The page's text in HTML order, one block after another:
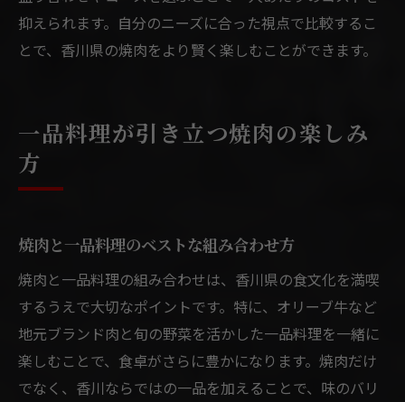
抑えられます。自分のニーズに合った視点で比較するこ
とで、香川県の焼肉をより賢く楽しむことができます。
一品料理が引き立つ焼肉の楽しみ
方
焼肉と一品料理のベストな組み合わせ方
焼肉と一品料理の組み合わせは、香川県の食文化を満喫
するうえで大切なポイントです。特に、オリーブ牛など
地元ブランド肉と旬の野菜を活かした一品料理を一緒に
楽しむことで、食卓がさらに豊かになります。焼肉だけ
でなく、香川ならではの一品を加えることで、味のバリ